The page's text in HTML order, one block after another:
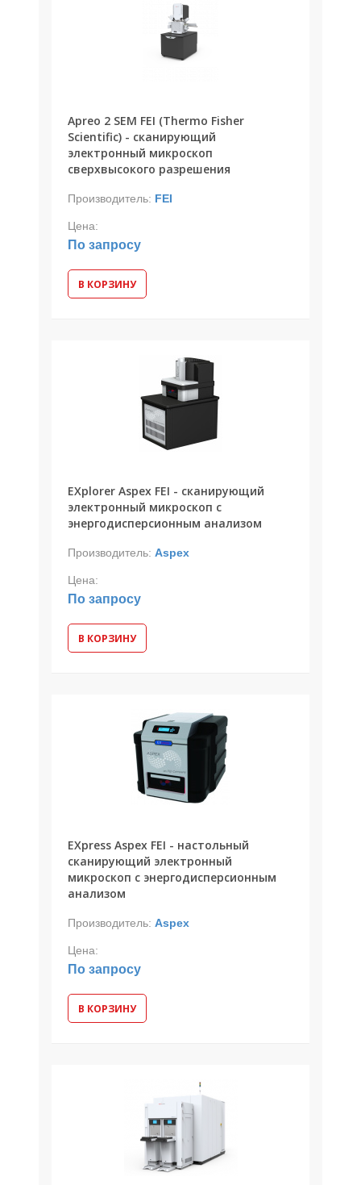
Apreo 2 SEM FEI (Thermo Fisher
Scientific) - сканирующий
электронный микроскоп
сверхвысокого разрешения
Производитель: FEI
Цена:
По запросу
В КОРЗИНУ
EXplorer Aspex FEI - сканирующий
электронный микроскоп с
энергодисперсионным анализом
Производитель: Aspex
Цена:
По запросу
В КОРЗИНУ
EXpress Aspex FEI - настольный
сканирующий электронный
микроскоп с энергодисперсионным
анализом
Производитель: Aspex
Цена:
По запросу
В КОРЗИНУ